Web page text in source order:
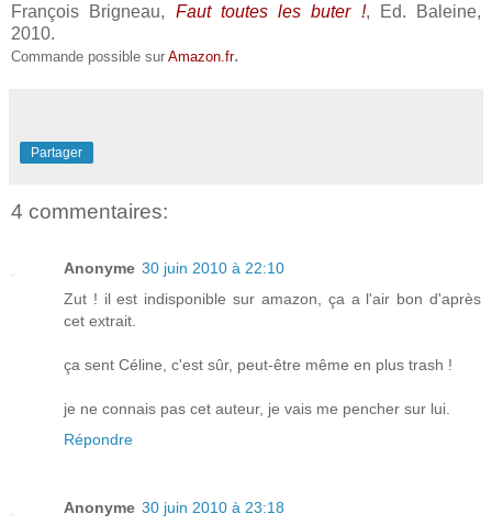
François Brigneau, Faut toutes les buter !, Ed. Baleine,
2010.
Commande possible sur Amazon.fr.
Partager
4 commentaires:
Anonyme 30 juin 2010 à 22:10
Zut ! il est indisponible sur amazon, ça a l'air bon d'après
cet extrait.
ça sent Céline, c'est sûr, peut-être même en plus trash !
je ne connais pas cet auteur, je vais me pencher sur lui.
Répondre
Anonyme 30 juin 2010 à 23:18